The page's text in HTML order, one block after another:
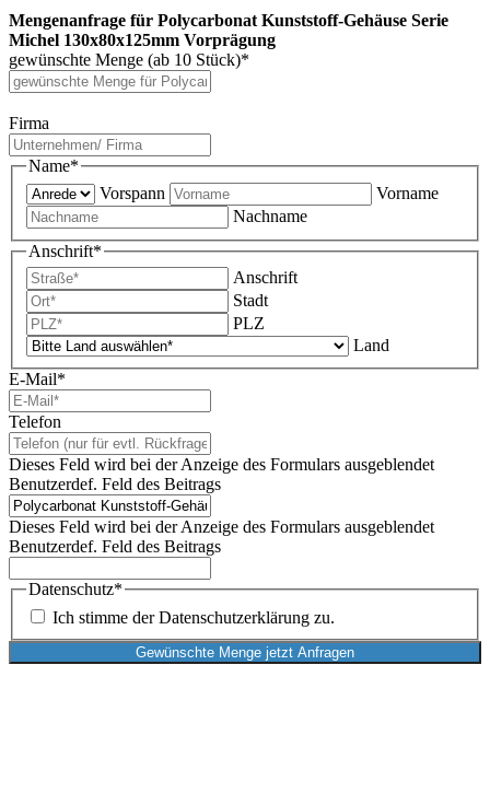
Mengenanfrage für Polycarbonat Kunststoff-Gehäuse Serie
Michel 130x80x125mm Vorprägung
gewünschte Menge (ab 10 Stück)*
Firma
Name*
Vorspann
Vorname
Nachname
Anschrift*
Anschrift
Stadt
PLZ
Land
E-Mail*
Telefon
Dieses Feld wird bei der Anzeige des Formulars ausgeblendet
Benutzerdef. Feld des Beitrags
Dieses Feld wird bei der Anzeige des Formulars ausgeblendet
Benutzerdef. Feld des Beitrags
Datenschutz*
Ich stimme der Datenschutzerklärung zu.